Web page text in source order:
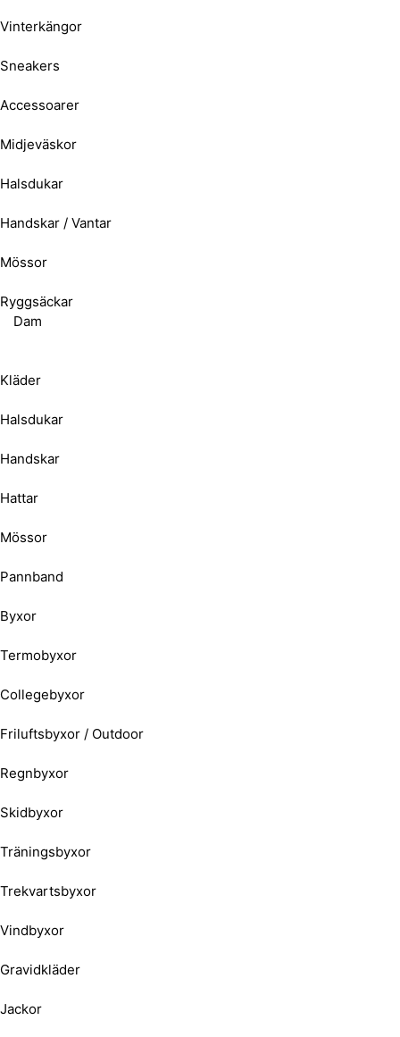
Vinterkängor
Sneakers
Accessoarer
Midjeväskor
Halsdukar
Handskar / Vantar
Mössor
Ryggsäckar
Dam
Kläder
Halsdukar
Handskar
Hattar
Mössor
Pannband
Byxor
Termobyxor
Collegebyxor
Friluftsbyxor / Outdoor
Regnbyxor
Skidbyxor
Träningsbyxor
Trekvartsbyxor
Vindbyxor
Gravidkläder
Jackor